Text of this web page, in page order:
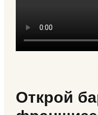
Открой